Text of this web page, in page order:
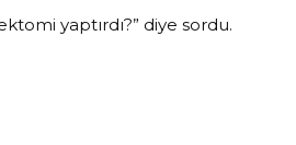
yaptırdı?” diye sordu.